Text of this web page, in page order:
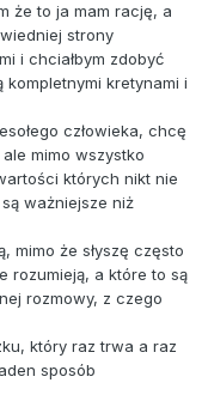
że to ja mam rację, a
strony
i chciałbym zdobyć
kretynami i
człowieka, chcę
mimo wszystko
których nikt nie
ważniejsze niż
mimo że słyszę często
rozumieją, a które to są
rozmowy, z czego
który raz trwa a raz
sposób